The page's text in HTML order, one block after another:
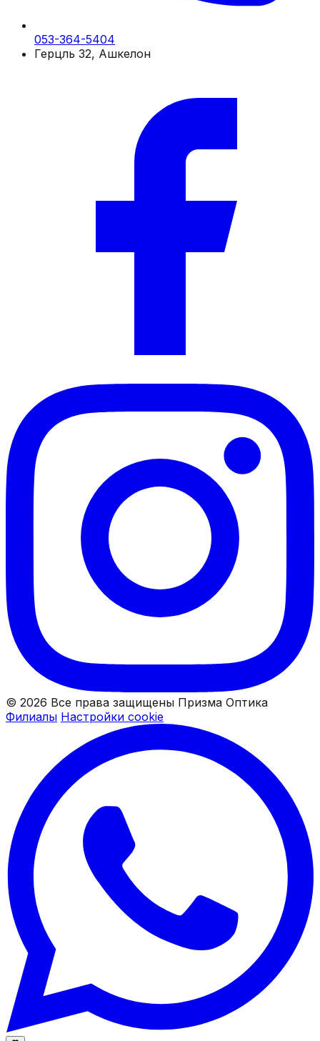
053-364-5404
Герцль 32, Ашкелон
© 2026 Все права защищены Призма Оптика
Филиалы Настройки cookie